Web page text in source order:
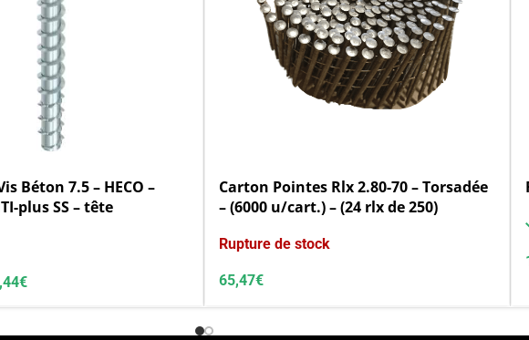
Béton 7.5 – HECO –
plus SS – tête
€
Carton Pointes Rlx 2.80-70 – Torsadée
– (6000 u/cart.) – (24 rlx de 250)
Rupture de stock
65,47€